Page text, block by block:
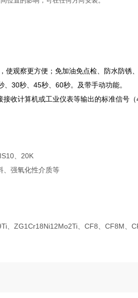
观察更方便；免加油免点检、防水防锈、
30秒、45秒、60秒。及带手动功能。
收计算机或工业仪表等输出的标准信号
、20K
、强氧化性介质等
、ZG1Cr18Ni12Mo2Ti、CF8、CF8M、